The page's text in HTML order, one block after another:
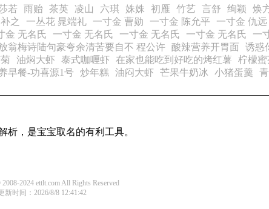
若 雨贻 茶英 凌山 六琪 姝姝 初雁 竹艺 言舒 绚颖 焕
之 一丛花 晁端礼 一寸金 曹勋 一寸金 陈允平 一寸金 仇远
金 无名氏 一寸金 无名氏 一寸金 无名氏 一寸金 无名氏 一
翁梅诗陆句豪夸余清苦要自不 程公许 酸辣营养开胃面
诱惑
油焖大虾 泰式咖喱虾 在家也能吃到好吃的烤红薯 柠檬蜜
早餐-功喜源1号 炒年糕 油闷大虾 芒果牛奶冰 小猪蛋羹
析，是宝宝取名的有利工具。
2024 ettlt.com All Rights Reserved
新时间：2026/8/8 12:41:42